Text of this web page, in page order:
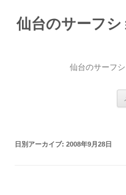
仙台のサーフ
仙台のサーフ
日別アーカイブ: 2008年9月28日